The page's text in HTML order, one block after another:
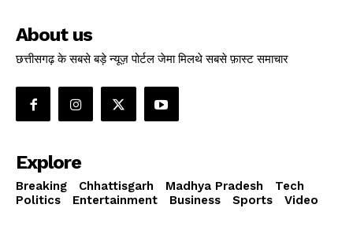
About us
छत्तीसगढ़ के सबसे बड़े न्यूज़ पोर्टल जेमा मिलथे सबसे फ़ास्ट समाचार
Explore
Breaking Chhattisgarh Madhya Pradesh
Tech
Politics
Entertainment Business Sports Video